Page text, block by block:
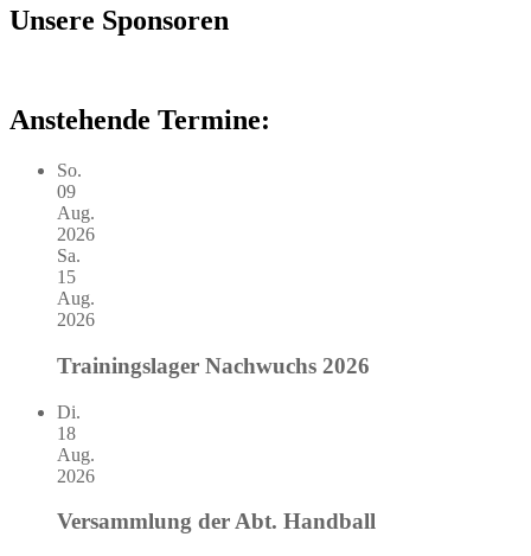
Unsere Sponsoren
Anstehende Termine:
So.
09
Aug.
2026
Sa.
15
Aug.
2026
Trainingslager Nachwuchs 2026
Di.
18
Aug.
2026
Versammlung der Abt. Handball